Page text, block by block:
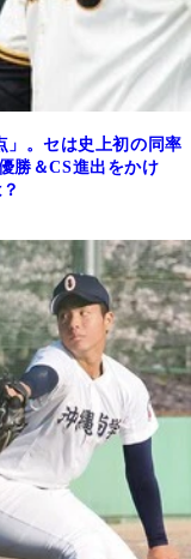
。セは史上初の同率
勝＆CS進出をかけ